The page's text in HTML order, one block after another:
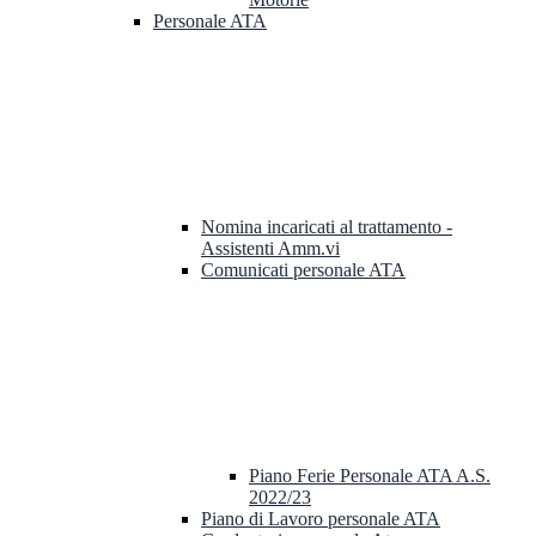
Personale ATA
Nomina incaricati al trattamento -
Assistenti Amm.vi
Comunicati personale ATA
Piano Ferie Personale ATA A.S.
2022/23
Piano di Lavoro personale ATA